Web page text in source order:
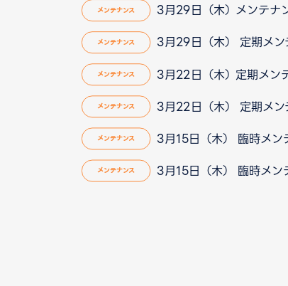
メンテナンス 3月29日（木）メンテナ
メンテナンス 3月29日（木） 定期メ
メンテナンス 3月22日（木）定期メ
メンテナンス 3月22日（木） 定期メ
メンテナンス 3月15日（木） 臨時メン
メンテナンス 3月15日（木） 臨時メン